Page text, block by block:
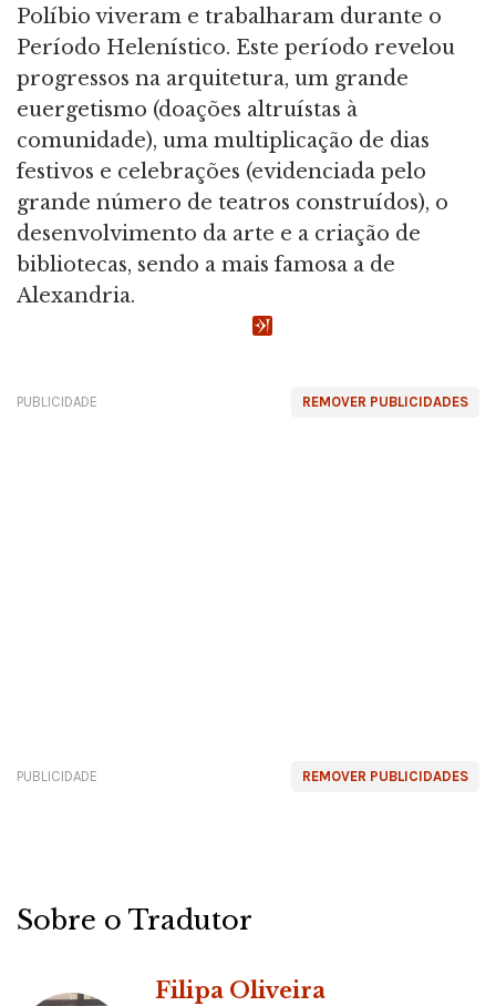
Políbio viveram e trabalharam durante o
Período Helenístico. Este período revelou
progressos na arquitetura, um grande
euergetismo (doações altruístas à
comunidade), uma multiplicação de dias
festivos e celebrações (evidenciada pelo
grande número de teatros construídos), o
desenvolvimento da arte e a criação de
bibliotecas, sendo a mais famosa a de
Alexandria.
REMOVER PUBLICIDADES
PUBLICIDADE
REMOVER PUBLICIDADES
PUBLICIDADE
Sobre o Tradutor
Filipa Oliveira